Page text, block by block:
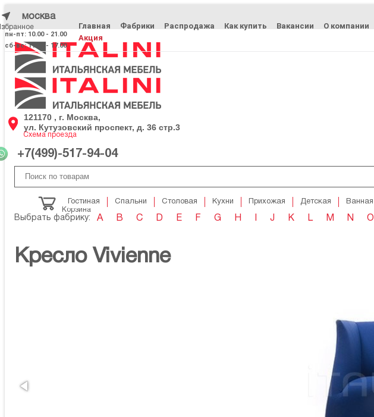
москва
пн-пт: 10.00 - 21.00
сб-вс: 11.00 - 17.00
Главная Фабрики Распродажа Как купить Вакансии О компании
Акция
121170 , г. Москва,
ул. Кутузовский проспект, д. 36 стр.3
Схема проезда
+7(499)-517-94-04
Корзина
Гостиная Спальни Столовая Кухни Прихожая Детская Ванная
Выбрать фабрику: A B C D E F G H J K L M N O
Кресло Vivienne